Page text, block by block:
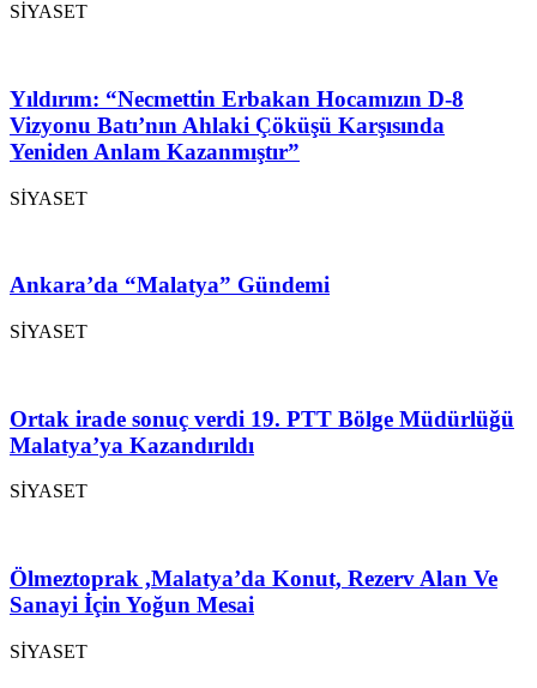
SİYASET
Yıldırım: “Necmettin Erbakan Hocamızın D-8
Vizyonu Batı’nın Ahlaki Çöküşü Karşısında
Yeniden Anlam Kazanmıştır”
SİYASET
Ankara’da “Malatya” Gündemi
SİYASET
Ortak irade sonuç verdi 19. PTT Bölge Müdürlüğü
Malatya’ya Kazandırıldı
SİYASET
Ölmeztoprak ,Malatya’da Konut, Rezerv Alan Ve
Sanayi İçin Yoğun Mesai
SİYASET